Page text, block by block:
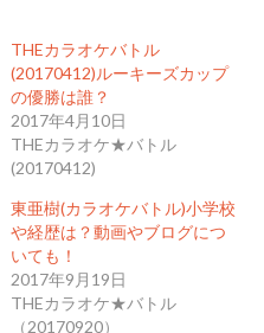
THEカラオケバトル
(20170412)ルーキーズカップ
の優勝は誰？
2017年4月10日
THEカラオケ★バトル
(20170412)
東亜樹(カラオケバトル)小学校
や経歴は？動画やブログにつ
いても！
2017年9月19日
THEカラオケ★バトル
（20170920）